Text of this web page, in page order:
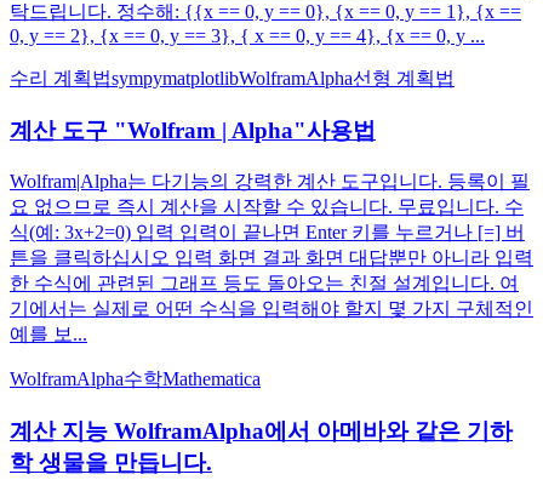
탁드립니다. 정수해: {{x == 0, y == 0}, {x == 0, y == 1}, {x ==
0, y == 2}, {x == 0, y == 3}, { x == 0, y == 4}, {x == 0, y ...
수리 계획법sympymatplotlibWolframAlpha선형 계획법
계산 도구 "Wolfram | Alpha"사용법
Wolfram|Alpha는 다기능의 강력한 계산 도구입니다. 등록이 필
요 없으므로 즉시 계산을 시작할 수 있습니다. 무료입니다. 수
식(예: 3x+2=0) 입력 입력이 끝나면 Enter 키를 누르거나 [=] 버
튼을 클릭하십시오 입력 화면 결과 화면 대답뿐만 아니라 입력
한 수식에 관련된 그래프 등도 돌아오는 친절 설계입니다. 여
기에서는 실제로 어떤 수식을 입력해야 할지 몇 가지 구체적인
예를 보...
WolframAlpha수학Mathematica
계산 지능 WolframAlpha에서 아메바와 같은 기하
학 생물을 만듭니다.